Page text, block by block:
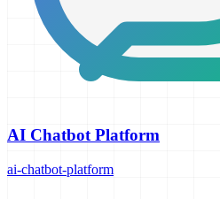
AI Chatbot Platform
ai-chatbot-platform